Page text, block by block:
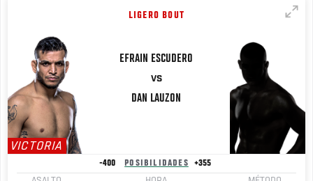
LIGERO BOUT
VICTORIA
EFRAIN ESCUDERO
VS
DAN LAUZON
-400 POSIBILIDADES
+355